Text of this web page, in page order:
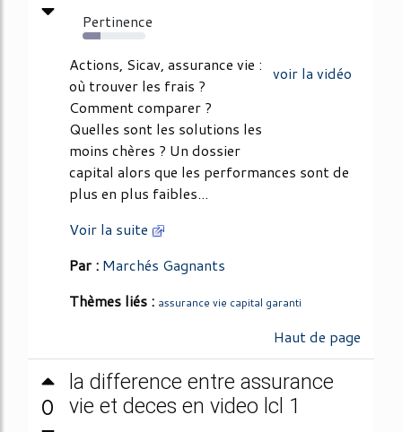
Pertinence
29%
voir la vidéo
Actions, Sicav, assurance vie :
où trouver les frais ?
Comment comparer ?
Quelles sont les solutions les
moins chères ? Un dossier
capital alors que les performances sont de
plus en plus faibles...
Voir la suite
Par : Marchés Gagnants
Thèmes liés : assurance vie capital garanti
Haut de page
0
la difference entre assurance
vie et deces en video lcl 1